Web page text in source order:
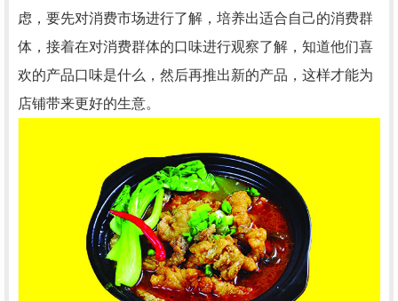
虑，要先对消费市场进行了解，培养出适合自己的消费群
体，接着在对消费群体的口味进行观察了解，知道他们喜
欢的产品口味是什么，然后再推出新的产品，这样才能为
店铺带来更好的生意。